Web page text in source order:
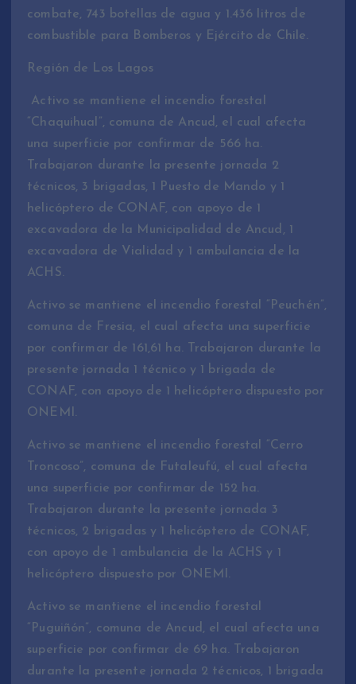
combate, 743 botellas de agua y 1.436 litros de
combustible para Bomberos y Ejército de Chile.
Región de Los Lagos
Activo se mantiene el incendio forestal
“Chaquihual”, comuna de Ancud, el cual afecta
una superficie por confirmar de 566 ha.
Trabajaron durante la presente jornada 2
técnicos, 3 brigadas, 1 Puesto de Mando y 1
helicóptero de CONAF, con apoyo de 1
excavadora de la Municipalidad de Ancud, 1
excavadora de Vialidad y 1 ambulancia de la
ACHS.
Activo se mantiene el incendio forestal “Peuchén”,
comuna de Fresia, el cual afecta una superficie
por confirmar de 161,61 ha. Trabajaron durante la
presente jornada 1 técnico y 1 brigada de
CONAF, con apoyo de 1 helicóptero dispuesto por
ONEMI.
Activo se mantiene el incendio forestal “Cerro
Troncoso”, comuna de Futaleufú, el cual afecta
una superficie por confirmar de 152 ha.
Trabajaron durante la presente jornada 3
técnicos, 2 brigadas y 1 helicóptero de CONAF,
con apoyo de 1 ambulancia de la ACHS y 1
helicóptero dispuesto por ONEMI.
Activo se mantiene el incendio forestal
“Puguiñón”, comuna de Ancud, el cual afecta una
superficie por confirmar de 69 ha. Trabajaron
durante la presente jornada 2 técnicos, 1 brigada